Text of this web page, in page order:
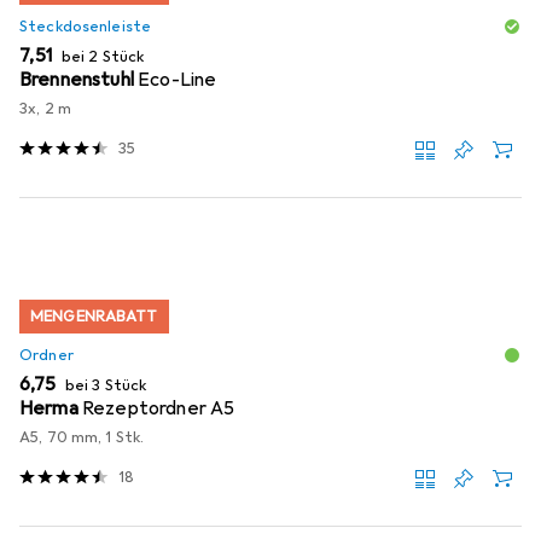
Steckdosenleiste
EUR
7,51 bei 2 Stück
Brennenstuhl Eco-Line
3x, 2 m
35
MENGENRABATT
Ordner
EUR
6,75 bei 3 Stück
Herma Rezeptordner A5
A5, 70 mm, 1 Stk.
18